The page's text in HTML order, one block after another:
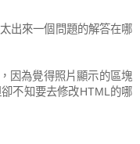
出來一個問題的解答在哪
因為覺得照片顯示的區塊
不知要去修改HTML的哪